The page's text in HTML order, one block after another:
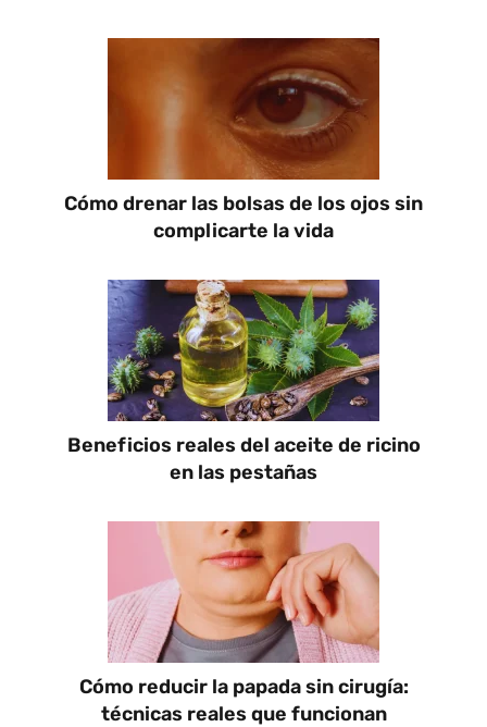
Cómo drenar las bolsas de los ojos sin
complicarte la vida
Beneficios reales del aceite de ricino
en las pestañas
Cómo reducir la papada sin cirugía:
técnicas reales que funcionan